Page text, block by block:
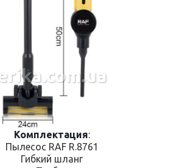
erika.com.ua
Комплектация:
Пылесос RAF R.8761
Гибкий шланг